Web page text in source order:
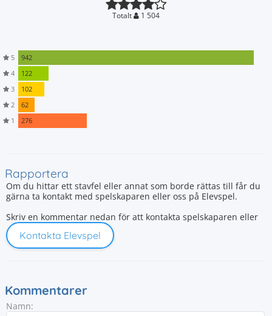
Totalt 1 504
5
942
4
122
3
102
2
62
1
276
Rapportera
Om du hittar ett stavfel eller annat som borde rättas till får du
gärna ta kontakt med spelskaparen eller oss på Elevspel.
Skriv en kommentar nedan för att kontakta spelskaparen eller
Kontakta Elevspel
Kommentarer
Namn: